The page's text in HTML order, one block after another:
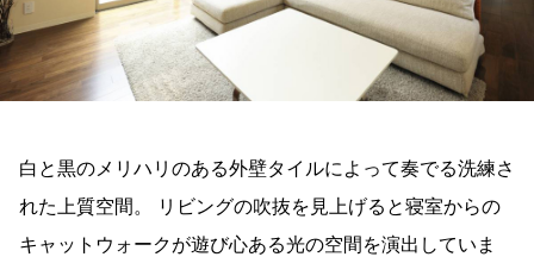
白と黒のメリハリのある外壁タイルによって奏でる洗練さ
れた上質空間。 リビングの吹抜を見上げると寝室からの
キャットウォークが遊び心ある光の空間を演出していま